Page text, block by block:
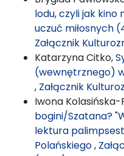
lodu, czyli jak kino
uczuć miłosnych
Załącznik
Katarzyna Citko,
(wewnętrznego)
, Załącznik
Iwona
bogini/Szatana?
lektura
Polańskiego,